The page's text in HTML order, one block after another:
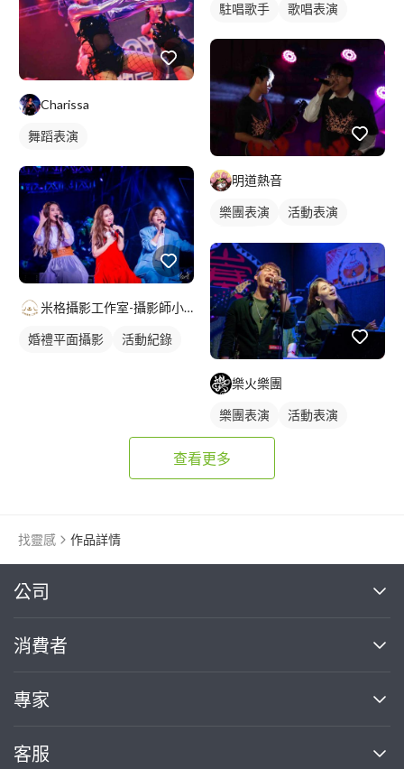
Charissa
舞蹈表演
米格攝影工作室-攝影師小方
婚禮平面攝影 活動紀錄
駐唱歌手 歌唱表演
明道熱音
樂團表演
活動表演
樂火樂團
樂團表演 活動表演
查看更多
找靈感 作品詳情
公司
關於我們
部落格
加入我們
消費者
買服務
熱門服務
專家
案件中心
客服
繼續完成